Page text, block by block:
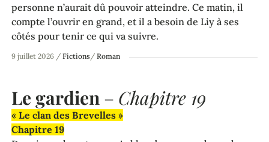
9 juillet 2026 / Fictions/ Roman
personne n’aurait dû pouvoir atteindre. Ce matin, il
compte l’ouvrir en grand, et il a besoin de Liy à ses
côtés pour tenir ce qui va suivre.
Le gardien – Chapitre 19
« Le clan des Brevelles »
Chapitre 19